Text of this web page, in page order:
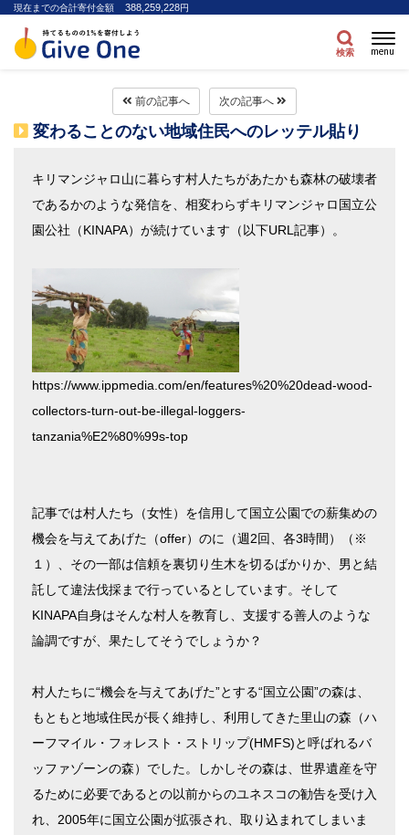
現在までの合計寄付金額 388,259,228円
検索 menu
前の記事へ 次の記事へ
変わることのない地域住民へのレッテル貼り
キリマンジャロ山に暮らす村人たちがあたかも森林の破壊者
であるかのような発信を、相変わらずキリマンジャロ国立公
園公社（KINAPA）が続けています（以下URL記事）。
https://www.ippmedia.com/en/features%20%20dead-wood-
collectors-turn-out-be-illegal-loggers-
tanzania%E2%80%99s-top
記事では村人たち（女性）を信用して国立公園での薪集めの
機会を与えてあげた（offer）のに（週2回、各3時間）（※
１）、その一部は信頼を裏切り生木を切るばかりか、男と結
託して違法伐採まで行っているとしています。そして
KINAPA自身はそんな村人を教育し、支援する善人のような
論調ですが、果たしてそうでしょうか？
村人たちに“機会を与えてあげた”とする“国立公園”の森は、
もともと地域住民が長く維持し、利用してきた里山の森（ハ
ーフマイル・フォレスト・ストリップ(HMFS)と呼ばれるバ
ッファゾーンの森）でした。しかしその森は、世界遺産を守
るために必要であるとの以前からのユネスコの勧告を受け入
れ、2005年に国立公園が拡張され、取り込まれてしまいま